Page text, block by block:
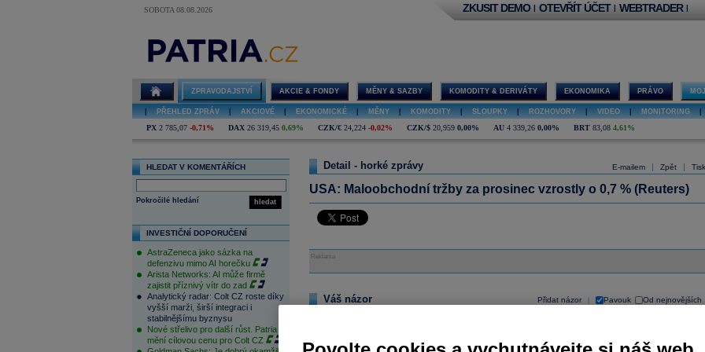
SOBOTA 08.08.2026 ZKUSIT DEMO | OTEVŘÍT ÚČET | WEBTRADER |
ZPRAVODAJSTVÍ AKCIE & FONDY MĚNY & SAZBY KOMODITY & DERIVÁTY EKONOMIKA PRÁVO
PŘEHLED ZPRÁV AKCIOVÉ EKONOMICKÉ MĚNY KOMODITY SLOUPKY ROZHOVORY VIDEO MONITORING
PX 2 785,07 -0,71% DAX 26 319,45 0,69% CZK/€ 24,224 -0,02% CZK/$ 20,959 0,00% AU 4 339,26 0,00% BRT 83,08 4,61%
HLEDAT V KOMENTÁŘÍCH
hledat
Pokročilé hledání
INVESTIČNÍ DOPORUČENÍ
AstraZeneca jako sázka na
defenzivu mimo AI horečku
Arista Networks: AI může firmě
zajistit příznivý vítr do zad
Analytický radar: Colt CZ roste díky
vyšší marži, širší integraci i
stabilnějšímu byznysu
Nové střelivo pro další růst. Patria
mění cílovou cenu pro Colt CZ
E-mailem | Zpět | Tisk
Detail - horké zprávy
USA: Maloobchodní tržby za prosinec vzrostly o 0,7 % (Reuters)
Reklama
Přidat názor Pavouk Od nejnovějších
Váš názor